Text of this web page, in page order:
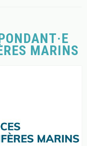
MARINS